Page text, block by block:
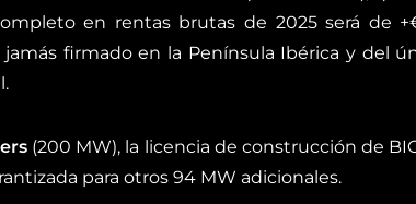
en rentas brutas de 2025 será de
firmado en la Península Ibérica y del
(200 MW), la licencia de construcción de
para otros 94 MW adicionales.